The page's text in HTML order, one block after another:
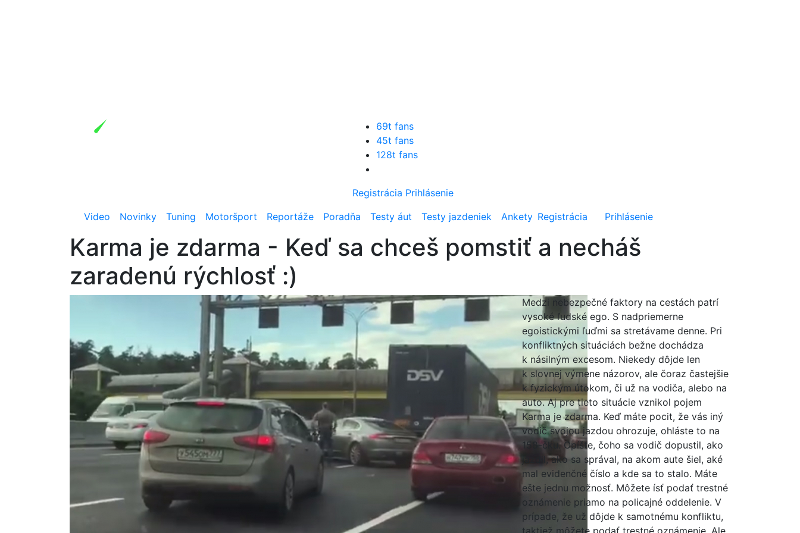
69t fans
45t fans
128t fans
Registrácia Prihlásenie
Video
Novinky Tuning Motoršport Reportáže Poradňa Testy áut Testy jazdeniek Ankety Registrácia Prihlásenie
Karma je zdarma - Keď sa chceš pomstiť a necháš
zaradenú rýchlosť :)
Medzi nebezpečné faktory na cestách patrí
vysoké ľudské ego. S nadpriemerne
egoistickými ľuďmi sa stretávame denne. Pri
konfliktných situáciách bežne dochádza
k násilným excesom. Niekedy dôjde len
k slovnej výmene názorov, ale čoraz častejšie
k fyzickým útokom, či už na vodiča, alebo na
auto. Aj pre tieto situácie vznikol pojem
Karma je zdarma. Keď máte pocit, že vás iný
vodič svojou jazdou ohrozuje, ohláste to na
158-čku. Opíšte, čoho sa vodič dopustil, ako
jazdil, ako sa správal, na akom aute šiel, aké
mal evidenčné číslo a kde sa to stalo. Máte
ešte jednu možnosť. Môžete ísť podať trestné
oznámenie priamo na policajné oddelenie. V
prípade, že už dôjde k samotnému konfliktu,
taktiež môžete podať trestné oznámenie. Ale